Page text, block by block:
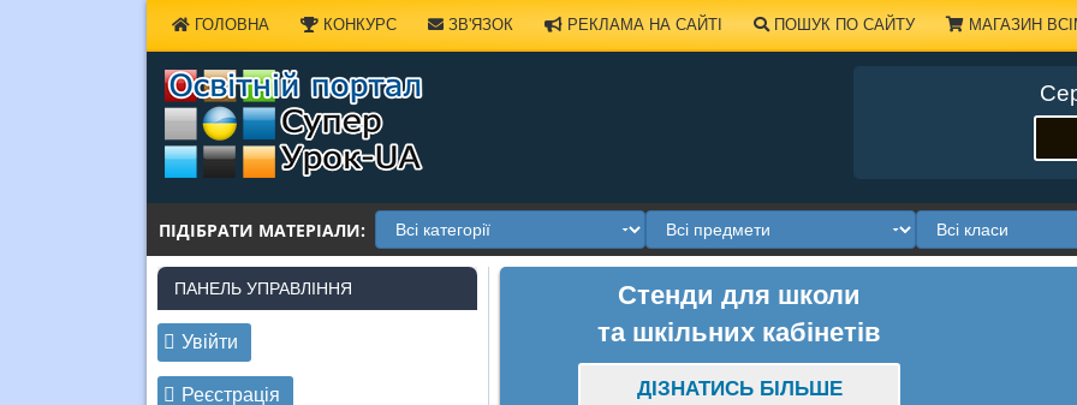
ГОЛОВНА КОНКУРС ЗВ'ЯЗОК РЕКЛАМА НА САЙТІ ПОШУК ПО САЙТУ МАГАЗИН
ПІДІБРАТИ МАТЕРІАЛИ:
Стенди для школи
та шкільних кабінетів
ДІЗНАТИСЬ БІЛЬШЕ
ПАНЕЛЬ УПРАВЛІННЯ
Увійти
Реєстрація